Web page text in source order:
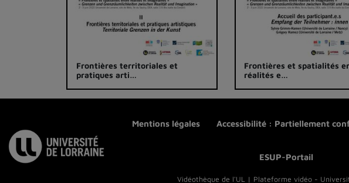
Frontières territoriales et
pratiques arti…
Frontières et spatialités
réalités e…
Mentions légales Accessibilité : Partiellement
ESUP-Portail
Vidéothèque de l'UL | Plateforme vidéo -